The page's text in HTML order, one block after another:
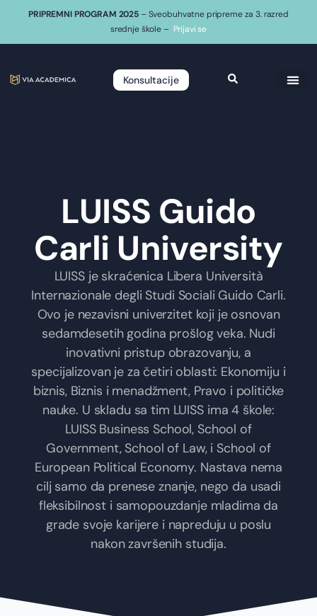
PRIPREMNI PROGRAM 2025 – Sveobuhvatne pripreme za 3. razred
srednje škole – Prijavi se
Konsultacije
LUISS Guido
Carli University
LUISS je skraćenica Libera Università
Internazionale degli Studi Sociali Guido Carli.
Ovo je nezavisni univerzitet koji je osnovan
sedamdesetih godina prošlog veka. Nudi
inovativni pristup obrazovanju, a
specijalizovan je za četiri oblasti: Ekonomiju i
biznis, Biznis i menadžment, Pravo i političke
nauke. U skladu sa tim LUISS ima 4 škole:
LUISS Business School, School of
Government, School of Law, i School of
European Political Economy. Nastava nema
cilj samo da prenese znanje, nego da usadi
fleksibilnost i samopouzdanje mladima da
grade svoje karijere i napreduju u poslu
nakon završenih studija.